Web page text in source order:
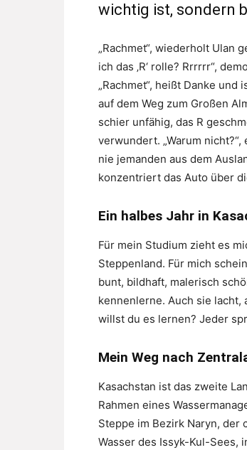
wichtig ist, sondern
„Rachmet“, wiederholt Ulan
ich das ‚R‘ rolle? Rrrrrr“,
„Rachmet“, heißt Danke
auf dem Weg zum Großen
schier unfähig, das R
verwundert. „Warum
nie jemanden aus dem
konzentriert das Auto über
Ein halbes Jahr in
Für mein Studium zieht es
Steppenland. Für mich
bunt, bildhaft, malerisch
kennenlerne. Auch sie lacht,
willst du es lernen? Jeder
Mein Weg nach
Kasachstan ist das zweite
Rahmen eines
Steppe im Bezirk Naryn, der
Wasser des Issyk-Kul-Sees,